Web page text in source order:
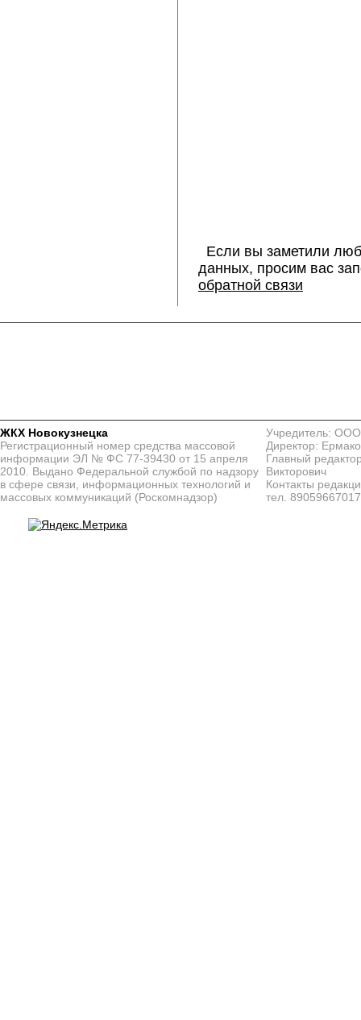
Если вы заметили
данных, просим вас
обратной связи
ЖКХ Новокузнецка
Регистрационный номер средства массовой
информации ЭЛ № ФС 77-39430 от 15 апреля
2010. Выдано Федеральной службой по надзору
в сфере связи, информационных технологий и
массовых коммуникаций (Роскомнадзор)
Учредитель:
Директор:
Главный
Викторович
Контакты
тел. 89059667017